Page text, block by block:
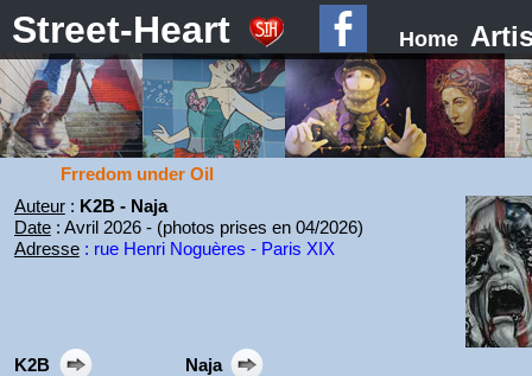
Street-Heart Home
Frredom under Oil
Auteur: K2B - Naja
Date: Avril 2026 - (photos prises en 04/2026)
Adresse: rue Henri Noguères - Paris XIX
K2B Naja